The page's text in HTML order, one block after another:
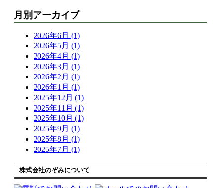
月別アーカイブ
2026年6月 (1)
2026年5月 (1)
2026年4月 (1)
2026年3月 (1)
2026年2月 (1)
2026年1月 (1)
2025年12月 (1)
2025年11月 (1)
2025年10月 (1)
2025年9月 (1)
2025年8月 (1)
2025年7月 (1)
株式会社のぞみについて